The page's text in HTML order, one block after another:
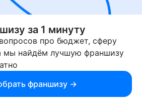
|Пользовательское
DCMA|Политика отзывов|
|Использование материалов
за 1 минуту
про бюджет, сферу
мы найдём лучшую франшизу
франшизу →